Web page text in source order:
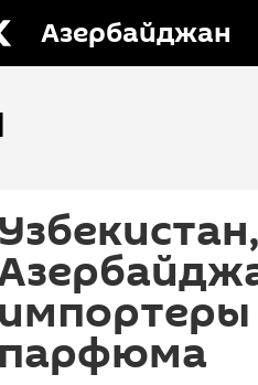
Азербайджан
импортеры
парфюма